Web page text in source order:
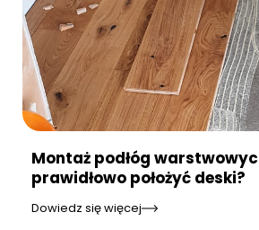
Montaż podłóg
prawidłowo położyć deski?
Dowiedz się więcej